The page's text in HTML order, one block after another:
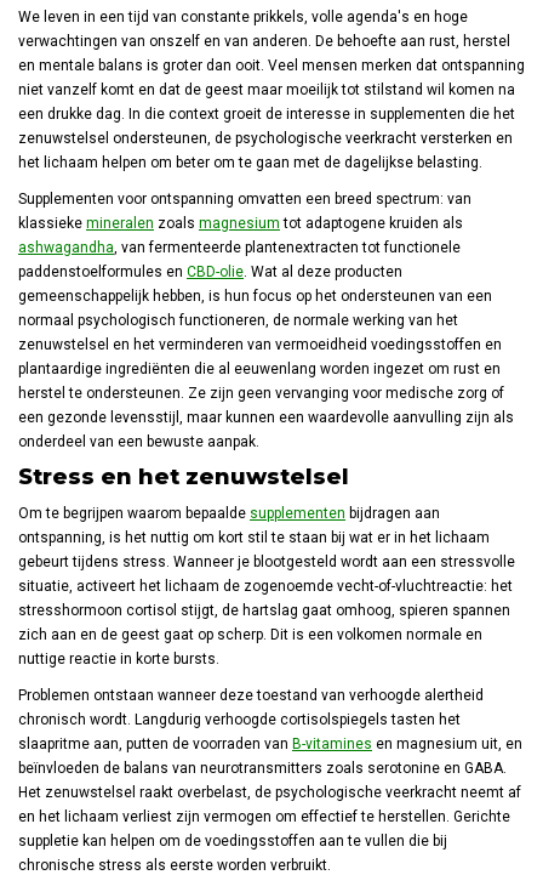
We leven in een tijd van constante prikkels, volle agenda's en hoge
verwachtingen van onszelf en van anderen. De behoefte aan rust, herstel
en mentale balans is groter dan ooit. Veel mensen merken dat ontspanning
niet vanzelf komt en dat de geest maar moeilijk tot stilstand wil komen na
een drukke dag. In die context groeit de interesse in supplementen die het
zenuwstelsel ondersteunen, de psychologische veerkracht versterken en
het lichaam helpen om beter om te gaan met de dagelijkse belasting.
Supplementen voor ontspanning omvatten een breed spectrum: van
klassieke mineralen zoals magnesium tot adaptogene kruiden als
ashwagandha, van fermenteerde plantenextracten tot functionele
paddenstoelformules en CBD-olie. Wat al deze producten
gemeenschappelijk hebben, is hun focus op het ondersteunen van een
normaal psychologisch functioneren, de normale werking van het
zenuwstelsel en het verminderen van vermoeidheid voedingsstoffen en
plantaardige ingrediënten die al eeuwenlang worden ingezet om rust en
herstel te ondersteunen. Ze zijn geen vervanging voor medische zorg of
een gezonde levensstijl, maar kunnen een waardevolle aanvulling zijn als
onderdeel van een bewuste aanpak.
Stress en het zenuwstelsel
Om te begrijpen waarom bepaalde supplementen bijdragen aan
ontspanning, is het nuttig om kort stil te staan bij wat er in het lichaam
gebeurt tijdens stress. Wanneer je blootgesteld wordt aan een stressvolle
situatie, activeert het lichaam de zogenoemde vecht-of-vluchtreactie: het
stresshormoon cortisol stijgt, de hartslag gaat omhoog, spieren spannen
zich aan en de geest gaat op scherp. Dit is een volkomen normale en
nuttige reactie in korte bursts.
Problemen ontstaan wanneer deze toestand van verhoogde alertheid
chronisch wordt. Langdurig verhoogde cortisolspiegels tasten het
slaapritme aan, putten de voorraden van B-vitamines en magnesium uit, en
beïnvloeden de balans van neurotransmitters zoals serotonine en GABA.
Het zenuwstelsel raakt overbelast, de psychologische veerkracht neemt af
en het lichaam verliest zijn vermogen om effectief te herstellen. Gerichte
suppletie kan helpen om de voedingsstoffen aan te vullen die bij
chronische stress als eerste worden verbruikt.